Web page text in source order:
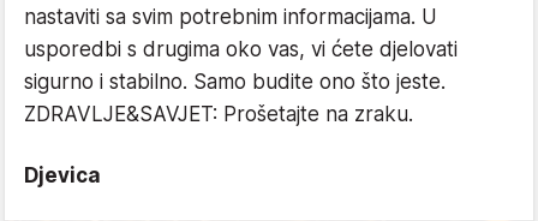
nastaviti sa svim potrebnim informacijama. U
usporedbi s drugima oko vas, vi ćete djelovati
sigurno i stabilno. Samo budite ono što jeste.
ZDRAVLJE&SAVJET: Prošetajte na zraku.
Djevica